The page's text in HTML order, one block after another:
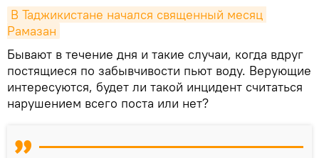
В Таджикистане начался священный месяц
Рамазан
Бывают в течение дня и такие случаи, когда вдруг
постящиеся по забывчивости пьют воду. Верующие
интересуются, будет ли такой инцидент считаться
нарушением всего поста или нет?